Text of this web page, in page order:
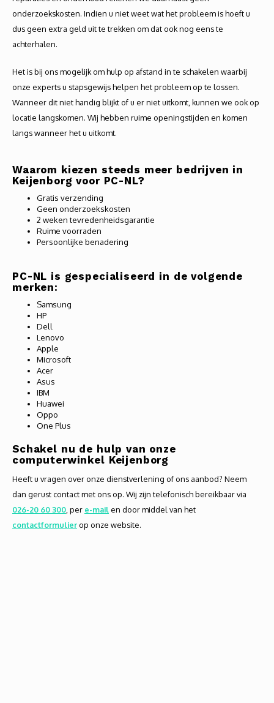
onderzoekskosten. Indien u niet weet wat het probleem is hoeft u
dus geen extra geld uit te trekken om dat ook nog eens te
achterhalen.
Het is bij ons mogelijk om hulp op afstand in te schakelen waarbij
onze experts u stapsgewijs helpen het probleem op te lossen.
Wanneer dit niet handig blijkt of u er niet uitkomt, kunnen we ook op
locatie langskomen. Wij hebben ruime openingstijden en komen
langs wanneer het u uitkomt.
Waarom kiezen steeds meer bedrijven in
Keijenborg voor PC-NL?
Gratis verzending
Geen onderzoekskosten
2 weken tevredenheidsgarantie
Ruime voorraden
Persoonlijke benadering
PC-NL is gespecialiseerd in de volgende
merken:
Samsung
HP
Dell
Lenovo
Apple
Microsoft
Acer
Asus
IBM
Huawei
Oppo
One Plus
Schakel nu de hulp van onze
computerwinkel Keijenborg
Heeft u vragen over onze dienstverlening of ons aanbod? Neem
dan gerust contact met ons op. Wij zijn telefonisch bereikbaar via
026-20 60 300 , per e-mail en door middel van het
contactformulier op onze website.